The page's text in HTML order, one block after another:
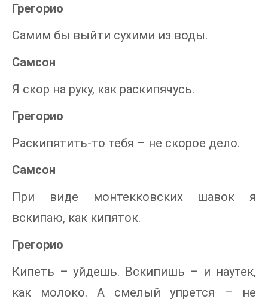
Грегорио
Самим бы выйти сухими из воды.
Самсон
Я скор на руку, как раскипячусь.
Грегорио
Раскипятить-то тебя – не скорое дело.
Самсон
При виде монтекковских шавок я
вскипаю, как кипяток.
Грегорио
Кипеть – уйдешь. Вскипишь – и наутек,
как молоко. А смелый упрется – не